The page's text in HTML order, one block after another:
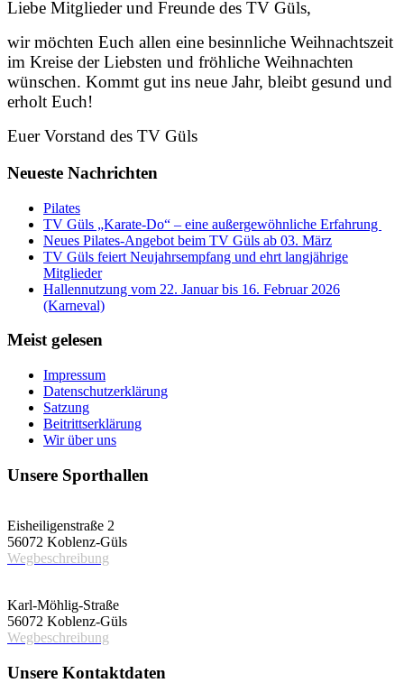
Liebe Mitglieder und Freunde des TV Güls,
wir möchten Euch allen eine besinnliche Weihnachtszeit
im Kreise der Liebsten und fröhliche Weihnachten
wünschen. Kommt gut ins neue Jahr, bleibt gesund und
erholt Euch!
Euer Vorstand des TV Güls
Neueste Nachrichten
Pilates
TV Güls „Karate-Do“ – eine außergewöhnliche Erfahrung
Neues Pilates-Angebot beim TV Güls ab 03. März
TV Güls feiert Neujahrsempfang und ehrt langjährige
Mitglieder
Hallennutzung vom 22. Januar bis 16. Februar 2026
(Karneval)
Meist gelesen
Impressum
Datenschutzerklärung
Satzung
Beitrittserklärung
Wir über uns
Unsere Sporthallen
Eisheiligenstraße 2
56072 Koblenz-Güls
Wegbeschreibung
Karl-Möhlig-Straße
56072 Koblenz-Güls
Wegbeschreibung
Unsere Kontaktdaten